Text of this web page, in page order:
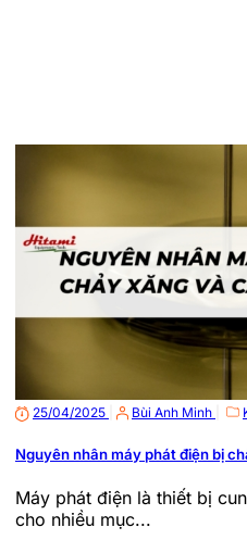
25/04/2025 Bùi Anh Minh
Nguyên nhân máy phát điện bị
Máy phát điện là thiết bị
cho nhiều mục...